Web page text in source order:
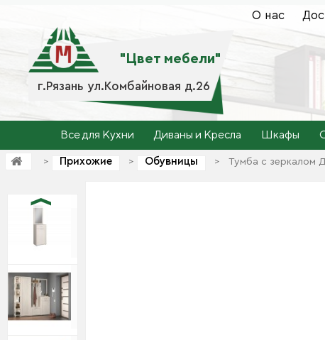
г.Рязань ул.Комбайновая д.26
"Цвет мебели"
О нас
Все для Кухни Диваны и Кресла Шкафы
> Прихожие > Обувницы > Тумба с зеркалом